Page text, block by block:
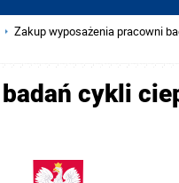
Zakup wyposażenia pracowni
cykli